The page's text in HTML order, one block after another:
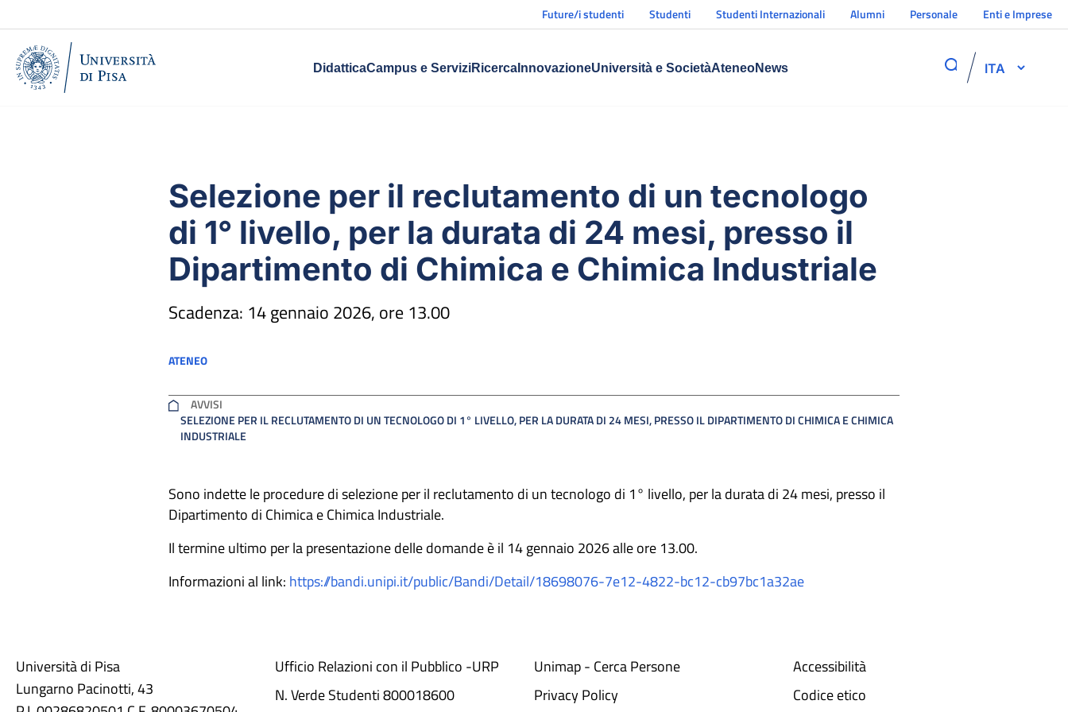
Future/i studenti Studenti Studenti Internazionali Alumni Personale Enti e Imprese
DidatticaCampus e ServiziRicercaInnovazioneUniversità e SocietàAteneoNews ITA
Selezione per il reclutamento di un tecnologo
di 1° livello, per la durata di 24 mesi, presso il
Dipartimento di Chimica e Chimica Industriale
Scadenza: 14 gennaio 2026, ore 13.00
ATENEO
AVVISI
SELEZIONE PER IL RECLUTAMENTO DI UN TECNOLOGO DI 1° LIVELLO, PER LA DURATA DI 24 MESI, PRESSO IL DIPARTIMENTO DI CHIMICA E CHIMICA
INDUSTRIALE
Sono indette le procedure di selezione per il reclutamento di un tecnologo di 1° livello, per la durata di 24 mesi, presso il
Dipartimento di Chimica e Chimica Industriale.
Il termine ultimo per la presentazione delle domande è il 14 gennaio 2026 alle ore 13.00.
Informazioni al link: https://bandi.unipi.it/public/Bandi/Detail/18698076-7e12-4822-bc12-cb97bc1a32ae
Università di Pisa
Lungarno Pacinotti, 43
Ufficio Relazioni con il Pubblico -URP
N. Verde Studenti 800018600​
Unimap - Cerca Persone
Privacy Policy
Accessibilità
Codice etico